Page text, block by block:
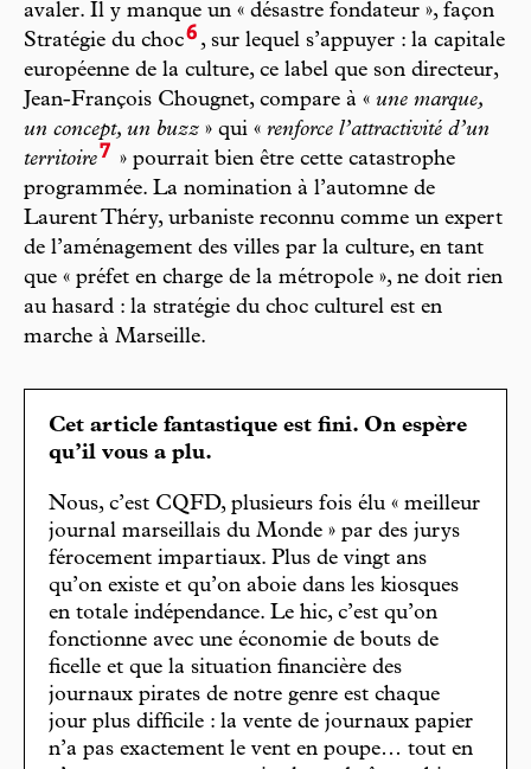
avaler. Il y manque un « désastre fondateur », façon
Stratégie du choc6 , sur lequel s’appuyer : la capitale
européenne de la culture, ce label que son directeur,
Jean-François Chougnet, compare à « une marque,
un concept, un buzz » qui « renforce l’attractivité d’un
territoire7 » pourrait bien être cette catastrophe
programmée. La nomination à l’automne de
Laurent Théry, urbaniste reconnu comme un expert
de l’aménagement des villes par la culture, en tant
que « préfet en charge de la métropole », ne doit rien
au hasard : la stratégie du choc culturel est en
marche à Marseille.
Cet article fantastique est fini. On espère
qu’il vous a plu.
Nous, c’est CQFD, plusieurs fois élu « meilleur
journal marseillais du Monde » par des jurys
férocement impartiaux. Plus de vingt ans
qu’on existe et qu’on aboie dans les kiosques
en totale indépendance. Le hic, c’est qu’on
fonctionne avec une économie de bouts de
ficelle et que la situation financière des
journaux pirates de notre genre est chaque
jour plus difficile : la vente de journaux papier
n’a pas exactement le vent en poupe… tout en